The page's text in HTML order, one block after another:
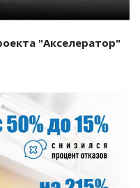
"Акселератор"